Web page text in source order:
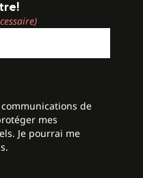
communications de
mes
Je pourrai me